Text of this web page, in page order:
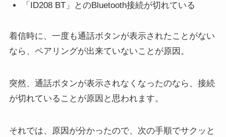
「ID208 BT」とのBluetooth接続が切れている
着信時に、一度も通話ボタンが表示されたことがない
なら、ペアリングが出来ていないことが原因。
突然、通話ボタンが表示されなくなったのなら、接続
が切れていることが原因と思われます。
それでは、原因が分かったので、次の手順でサクッと